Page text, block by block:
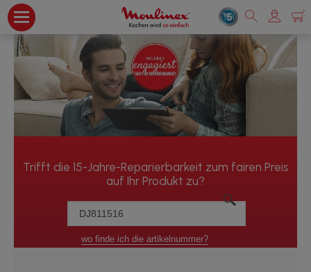
Trifft die 15-Jahre-Reparierbarkeit zum fairen Preis
auf Ihr Produkt zu?
wo finde ich die artikelnummer?